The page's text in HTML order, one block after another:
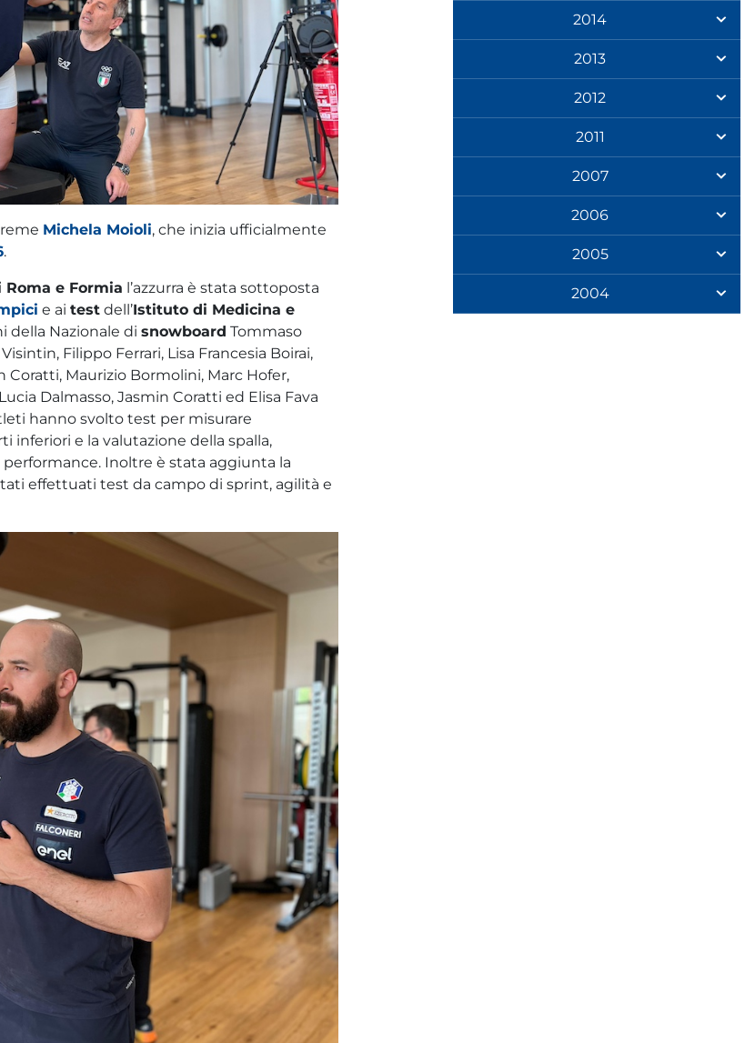
Michela Moioli, che inizia ufficialmente
.
e Formia l’azzurra è stata sottoposta
e ai test dell’Istituto di Medicina e
della Nazionale di snowboard Tommaso
Filippo Ferrari, Lisa Francesia Boirai,
Coratti, Maurizio Bormolini, Marc Hofer,
Dalmasso, Jasmin Coratti ed Elisa Fava
hanno svolto test per misurare
inferiori e la valutazione della spalla,
Inoltre è stata aggiunta la
effettuati test da campo di sprint, agilità e
2014
2013
2012
2011
2007
2006
2005
2004